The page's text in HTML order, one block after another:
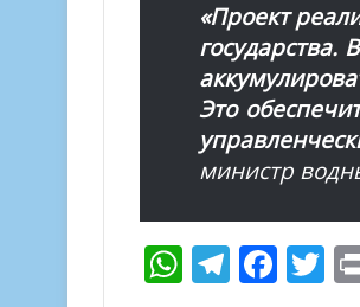
«Проект
государства.
Это
министр
W T F T